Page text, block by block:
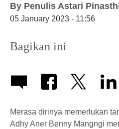
By Penulis Astari
05 January 2023 - 11:56
Bagikan ini
Merasa dirinya memerlukan
Adhy Aner Benny Mangngi